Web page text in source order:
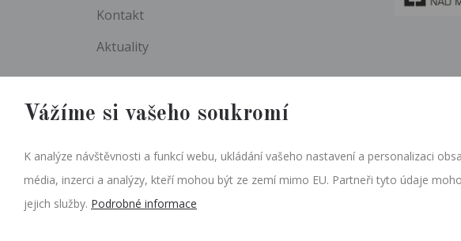
Kontakt
Aktuality
Vážíme si vašeho soukromí
K analýze návštěvnosti a funkcí webu, ukládání vašeho nastavení a personalizaci
média, inzerci a analýzy, kteří mohou být ze zemí mimo EU. Partneři tyto údaje
jejich služby. Podrobné informace